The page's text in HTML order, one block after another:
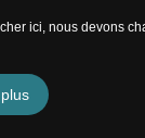
ici, nous devons